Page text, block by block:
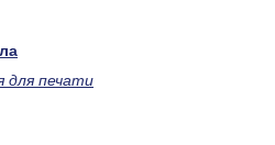
для печати